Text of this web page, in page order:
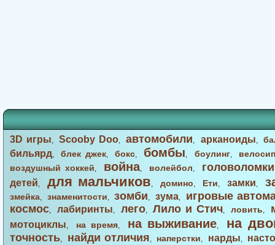
3D игры,Scooby Doo,автомобили, арканоиды,
бильярд,блек джек,бокс, бомбы, боулинг,
воздушный хоккей, война, волейбол, головоломки
детей, для мальчиков, домино, Ети, замки,
змейка, знаменитости,зомби, зума,
игровые
космос, лабиринты, лего,Лило и Стич,ловить,
мотоциклы, на время, на выживание, на
точность, найди отличия, наперстки, нарды,